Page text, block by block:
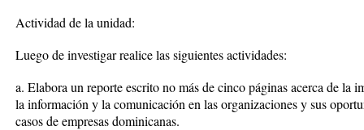
Actividad de la unidad:
Luego de investigar realice las siguientes actividades:
a. Elabora un reporte escrito no más de cinco páginas acerca de la
la información y la comunicación en las organizaciones y sus
casos de empresas dominicanas.